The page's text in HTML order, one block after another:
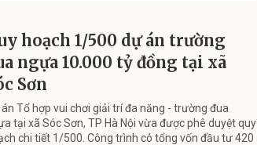
hoạch 1/500 dự án trường
ngựa 10.000 tỷ đồng tại xã
Sơn
án Tổ hợp vui chơi giải trí đa năng - trường đua
tại xã Sóc Sơn, TP Hà Nội vừa được phê duyệt quy
chi tiết 1/500. Công trình có tổng vốn đầu tư 420